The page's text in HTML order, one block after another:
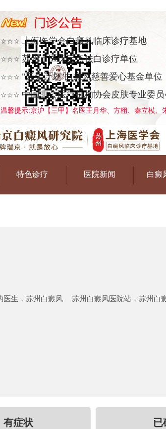
☆☆☆ 上海医学会白癜风临床诊疗基地
☆☆☆ 苏州市医保定点祛白诊疗单位
☆☆☆ "云朵计划"白癜风慈善爱心基金单位
☆☆☆ 中国非公医疗机构协会皮肤专业委
温馨提示:京沪【三甲】名医王月华、方栩、秦立模
特色诊疗 医院新闻 白癜
医生，苏州白癜风 苏州白癜风医院站，苏州白
有症状 已